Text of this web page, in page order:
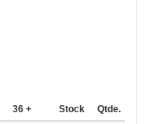
36 + Stock Qtde.